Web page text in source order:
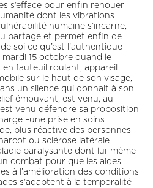
s’efface pour enfin renouer
dont les vibrations
humaine s’incarne,
partage et permet enfin de
soi ce qu’est l’authentique
15 octobre quand le
fauteuil roulant, appareil
sur le haut de son visage,
un silence qui donnait à son
émouvant, est venu, au
est venu défendre sa proposition
–une prise en soins
plus réactive des personnes
ou sclérose latérale
paralysante dont lui-même
combat pour que les aides
à l’amélioration des conditions
s’adaptent à la temporalité